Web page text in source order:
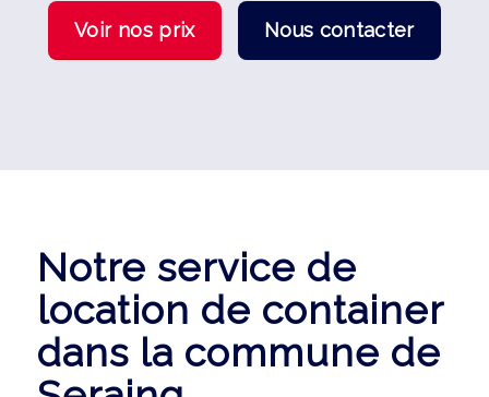
Voir nos prix Nous contacter
Notre service de
location de container
dans la commune de